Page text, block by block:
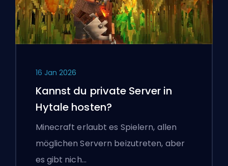
16 Jan 2026
Kannst du private Server in
Hytale hosten?
Minecraft erlaubt es Spielern, allen
möglichen Servern beizutreten, aber
es gibt nich…